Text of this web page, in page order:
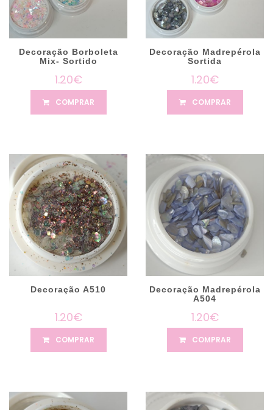
Decoração Borboleta
Mix- Sortido
1.20€
COMPRAR
Decoração Madrepérola
Sortida
1.20€
COMPRAR
Decoração A510
1.20€
COMPRAR
Decoração Madrepérola
A504
1.20€
COMPRAR